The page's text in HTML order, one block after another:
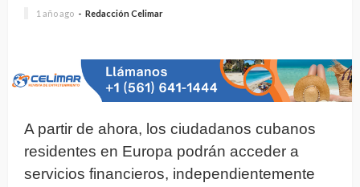
1 año ago Redacción Celimar
A partir de ahora, los ciudadanos cubanos
residentes en Europa podrán acceder a
servicios financieros, independientemente